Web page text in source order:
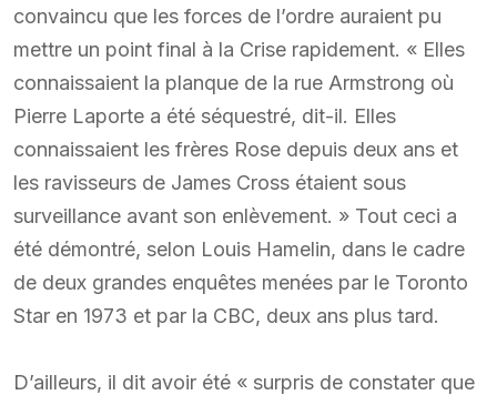
convaincu que les forces de l’ordre auraient pu
mettre un point final à la Crise rapidement. « Elles
connaissaient la planque de la rue Armstrong où
Pierre Laporte a été séquestré, dit-il. Elles
connaissaient les frères Rose depuis deux ans et
les ravisseurs de James Cross étaient sous
surveillance avant son enlèvement. » Tout ceci a
été démontré, selon Louis Hamelin, dans le cadre
de deux grandes enquêtes menées par le Toronto
Star en 1973 et par la CBC, deux ans plus tard.
D’ailleurs, il dit avoir été « surpris de constater que